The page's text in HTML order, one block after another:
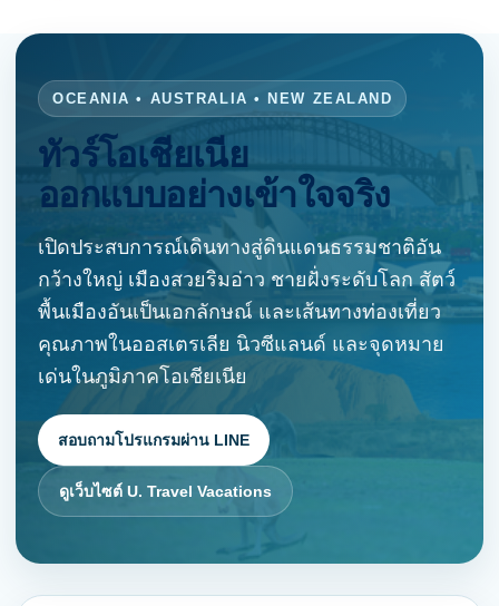
OCEANIA • AUSTRALIA • NEW ZEALAND
ทัวร์โอเชียเนีย
ออกแบบอย่างเข้าใจจริง
เปิดประสบการณ์เดินทางสู่ดินแดนธรรมชาติอัน
กว้างใหญ่ เมืองสวยริมอ่าว ชายฝั่งระดับโลก สัตว์
พื้นเมืองอันเป็นเอกลักษณ์ และเส้นทางท่องเที่ยว
คุณภาพในออสเตรเลีย นิวซีแลนด์ และจุดหมาย
เด่นในภูมิภาคโอเชียเนีย
สอบถามโปรแกรมผ่าน LINE
ดูเว็บไซต์ U. Travel Vacations